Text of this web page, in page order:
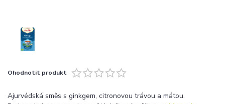
Ohodnotit produkt
Ajurvédská směs s ginkgem, citronovou trávou a mátou.